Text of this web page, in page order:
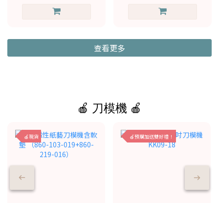
查看更多
🍎 刀模機 🍎
🍎現貨 🍎預購加送雙好禮！